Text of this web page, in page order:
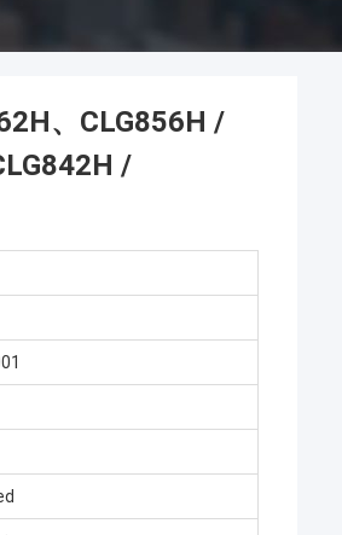
、CLG856H /
/